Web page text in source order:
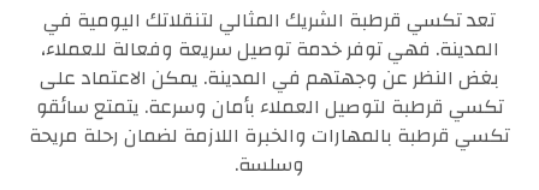
تعد تكسي قرطبة الشريك المثالي لتنقلاتك اليومية في
المدينة. فهي توفر خدمة توصيل سريعة وفعالة للعملاء،
بغض النظر عن وجهتهم في المدينة. يمكن الاعتماد على
تكسي قرطبة لتوصيل العملاء بأمان وسرعة. يتمتع سائقو
تكسي قرطبة بالمهارات والخبرة اللازمة لضمان رحلة مريحة
وسلسة.